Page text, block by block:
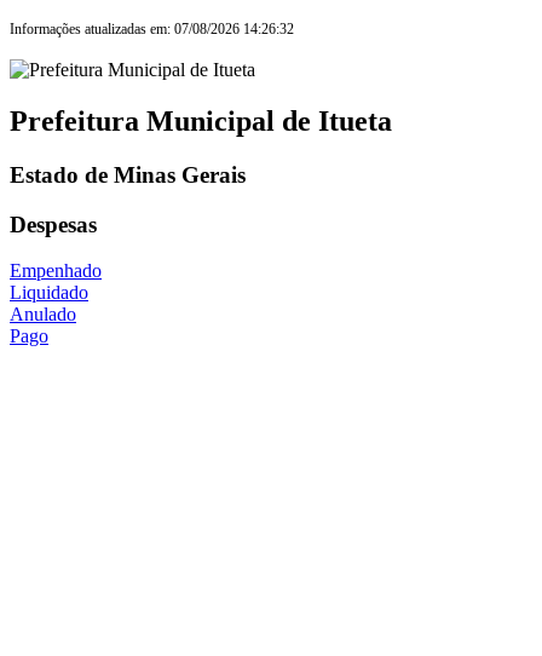
Informações atualizadas em: 07/08/2026 14:26:32
Prefeitura Municipal de Itueta
Estado de Minas Gerais
Despesas
Empenhado
Liquidado
Anulado
Pago